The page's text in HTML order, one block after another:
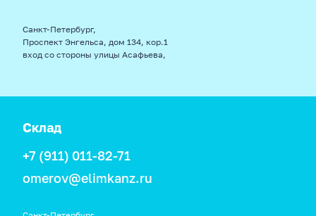
Санкт-Петербург,
Проспект Энгельса, дом 134, кор.1
вход со стороны улицы Асафьева,
Склад
+7 (911) 011-82-71
omerov@elimkanz.ru